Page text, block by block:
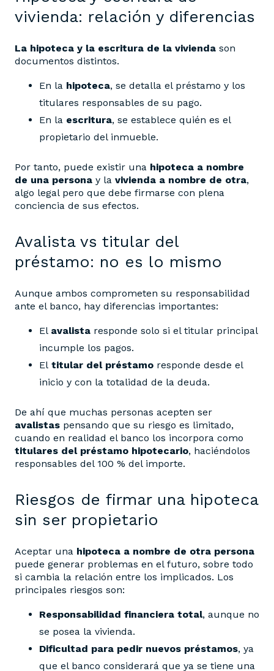
vivienda: relación y diferencias
La hipoteca y la escritura de la vivienda son
documentos distintos.
En la hipoteca, se detalla el préstamo y los
titulares responsables de su pago.
En la escritura, se establece quién es el
propietario del inmueble.
Por tanto, puede existir una hipoteca a nombre
de una persona y la vivienda a nombre de otra,
algo legal pero que debe firmarse con plena
conciencia de sus efectos.
Avalista vs titular del
préstamo: no es lo mismo
Aunque ambos comprometen su responsabilidad
ante el banco, hay diferencias importantes:
El avalista responde solo si el titular principal
incumple los pagos.
El titular del préstamo responde desde el
inicio y con la totalidad de la deuda.
De ahí que muchas personas acepten ser
avalistas pensando que su riesgo es limitado,
cuando en realidad el banco los incorpora como
titulares del préstamo hipotecario, haciéndolos
responsables del 100 % del importe.
Riesgos de firmar una hipoteca
sin ser propietario
Aceptar una hipoteca a nombre de otra persona
puede generar problemas en el futuro, sobre todo
si cambia la relación entre los implicados. Los
principales riesgos son:
Responsabilidad financiera total, aunque no
se posea la vivienda.
Dificultad para pedir nuevos préstamos, ya
que el banco considerará que ya se tiene una